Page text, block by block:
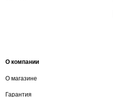
О компании
О магазине
Гарантия